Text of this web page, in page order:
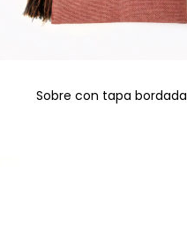
Sobre con tapa bordada